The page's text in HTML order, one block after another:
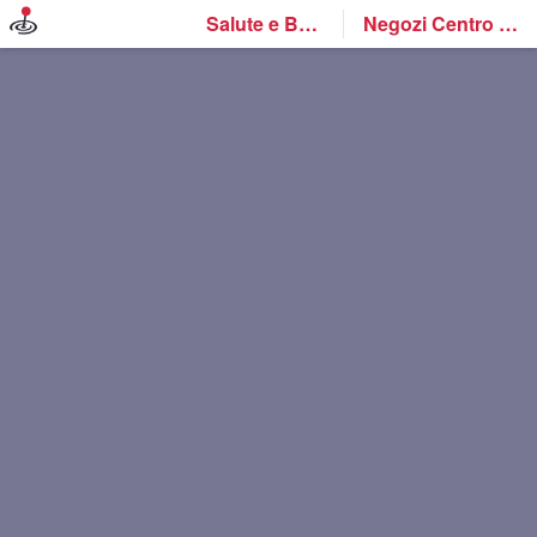
Salute e Benessere Negozi Centro Ottico Megavision